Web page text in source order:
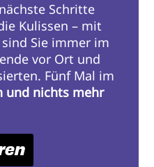
Schritte
Kulissen – mit
Sie immer im
vor Ort und
Fünf Mal im
und nichts mehr